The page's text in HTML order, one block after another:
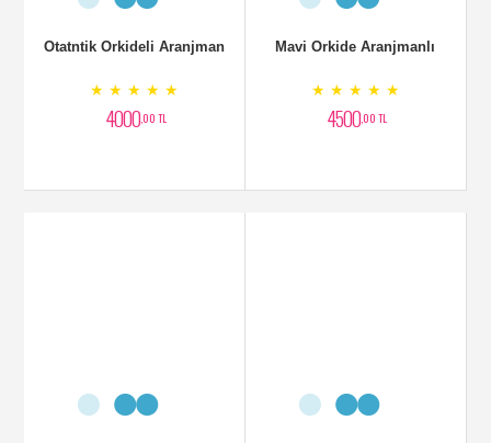
Otatntik Orkideli Aranjman
★ ★ ★ ★ ★
4000,00 TL
Mavi Orkide Aranjmanlı
★ ★ ★ ★ ★
4500,00 TL